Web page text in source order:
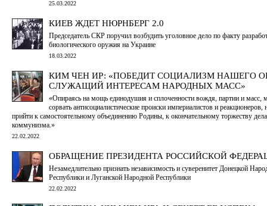
25.03.2022
КИЕВ ЖДЕТ НЮРНБЕРГ 2.0
Председатель СКР поручил возбудить уголовное дело по факту
биологического оружия на Украине
18.03.2022
КИМ ЧЕН ИР: «ПОБЕДИТ СОЦИАЛИЗМ НАШЕГО
СЛУЖАЩИЙ ИНТЕРЕСАМ НАРОДНЫХ МАСС»
«Опираясь на мощь единодушия и сплоченности вождя, партии и
сорвать антисоциалистические происки империалистов и реакционеров,
прийти к самостоятельному объединению Родины, к окончательному торжеству
коммунизма.»
22.02.2022
ОБРАЩЕНИЕ ПРЕЗИДЕНТА РОССИЙСКОЙ
Незамедлительно признать независимость и суверенитет Донецкой
Республики и Луганской Народной Республики
22.02.2022